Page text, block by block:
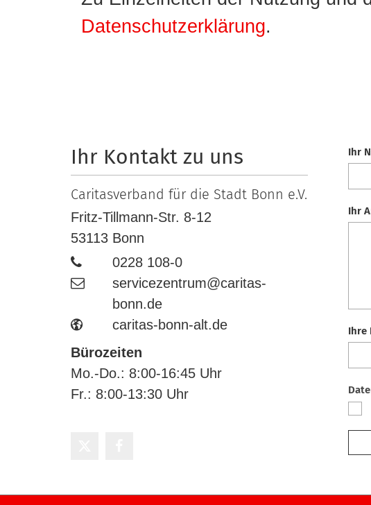
Datenschutzerklärung.
Ihr
Ihr
Ihre
Ihr Kontakt zu uns
Caritasverband für die Stadt Bonn e.V.
Fritz-Tillmann-Str. 8-12
53113 Bonn
0228 108-0
servicezentrum@caritas-
bonn.de
caritas-bonn-alt.de
Bürozeiten
Mo.-Do.: 8:00-16:45 Uhr
Fr.: 8:00-13:30 Uhr